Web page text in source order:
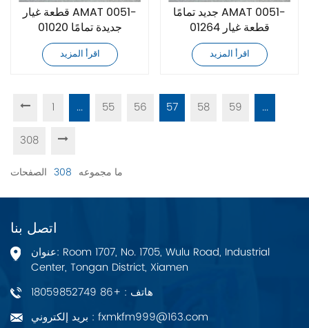
قطعة غيار AMAT 0051-
01020 جديدة تمامًا
اقرأ المزيد
جديد تمامًا AMAT 0051-
01264 قطعة غيار
اقرأ المزيد
1 ... 55 56 57 58 59
...
308
ما مجموعه 308 الصفحات
اتصل بنا
عنوان: Room 1707, No. 1705, Wulu Road, Industrial
Center, Tongan District, Xiamen
هاتف : +86 18059852749
بريد إلكتروني : fxmkfm999@163.com